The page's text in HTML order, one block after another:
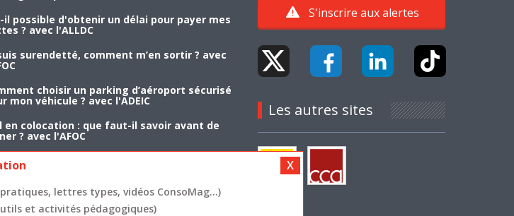
il possible d'obtenir un délai pour payer mes
? avec l'ALLDC
surendetté, comment m’en sortir ? avec
choisir un parking d’aéroport sécurisé
mon véhicule ? avec l'ADEIC
en colocation : que faut-il savoir avant de
? avec l'AFOC
S'inscrire aux alertes
Les autres sites
lettres types, vidéos ConsoMag...)
et activités pédagogiques)